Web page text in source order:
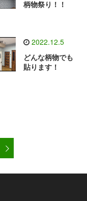
柄物祭り！！
2022.12.5
どんな柄物でも
貼ります！